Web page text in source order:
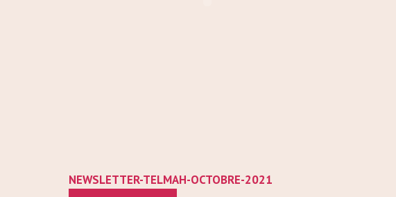
NEWSLETTER-TELMAH-OCTOBRE-2021